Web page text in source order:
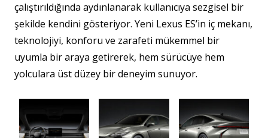
çalıştırıldığında aydınlanarak kullanıcıya sezgisel bir
şekilde kendini gösteriyor. Yeni Lexus ES’in iç mekanı,
teknolojiyi, konforu ve zarafeti mükemmel bir
uyumla bir araya getirerek, hem sürücüye hem
yolculara üst düzey bir deneyim sunuyor.